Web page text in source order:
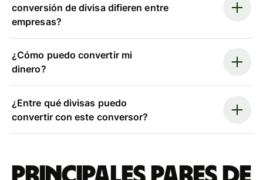
conversión de divisa difieren entre
empresas?
¿Cómo puedo convertir mi
dinero?
¿Entre qué divisas puedo
convertir con este conversor?